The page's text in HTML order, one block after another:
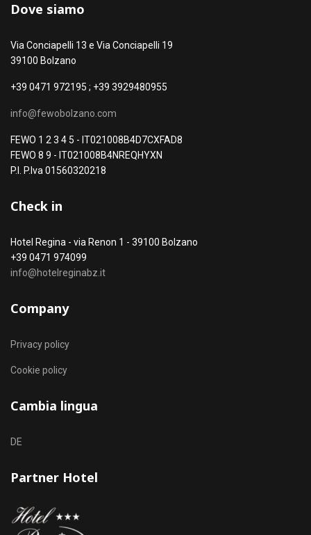
Dove siamo
Via Conciapelli 13 e Via Conciapelli 19
39100 Bolzano
+39 0471 972195 ; +39 3929480955
info@fewobolzano.com
FEWO 1 2 3 4 5 - IT021008B4D7CXFAD8
FEWO 8 9 - IT021008B4NREQHYXN
P.I. P.Iva 01560320218
Check in
Hotel Regina - via Renon 1 - 39100 Bolzano
+39 0471 974099
info@hotelreginabz.it
Company
Privacy policy
Cookie policy
Cambia lingua
Seleziona la tua lingua
DE
Partner Hotel